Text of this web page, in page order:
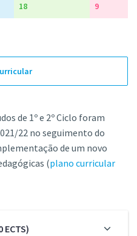
18 9
de 1º e 2º Ciclo foram
22 no seguimento do
de um novo
(plano curricular